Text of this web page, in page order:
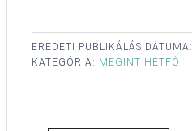
EREDETI PUBLIKÁLÁS DÁTUMA:
KATEGÓRIA: MEGINT HÉTFŐ